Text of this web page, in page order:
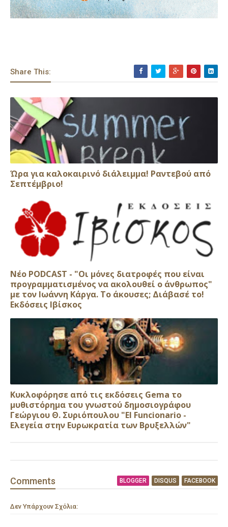
Share This:
Ώρα για καλοκαιρινό διάλειμμα! Ραντεβού από
Σεπτέμβριο!
Νέο PODCAST - "Οι μόνες διατροφές που είναι
προγραμματισμένος να ακολουθεί ο άνθρωπος"
με τον Ιωάννη Κάργα. Το άκουσες; Διάβασέ το!
Εκδόσεις Ιβίσκος
Κυκλοφόρησε από τις εκδόσεις Gema το
μυθιστόρημα του γνωστού δημοσιογράφου
Γεώργιου Θ. Συριόπουλου "El Funcionario -
Ελεγεία στην Ευρωκρατία των Βρυξελλών"
Comments BLOGGER DISQUS FACEBOOK
Δεν Υπάρχουν Σχόλια: